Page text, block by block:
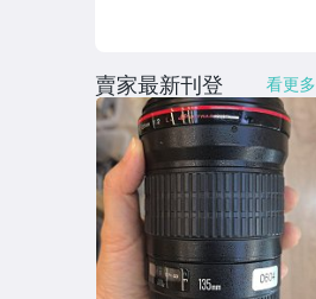
賣家最新刊登 看更多